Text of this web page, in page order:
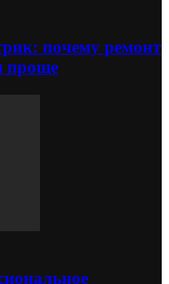
почему ремонт
проще